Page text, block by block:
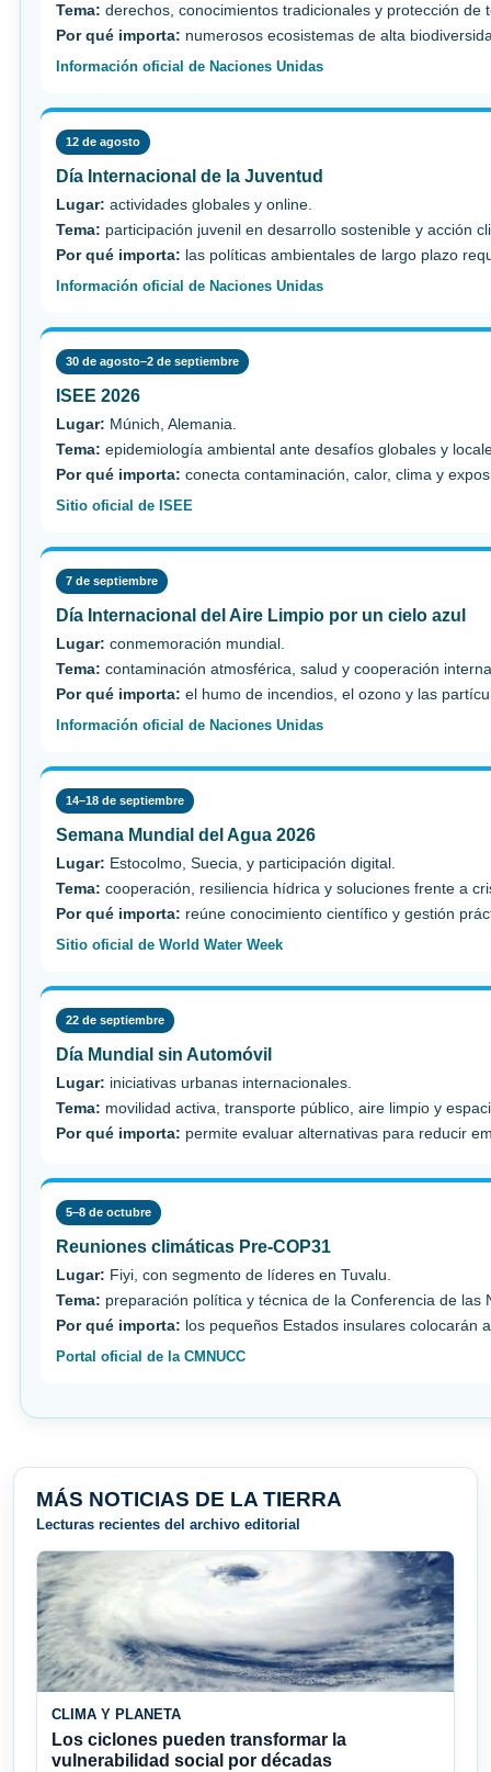
Tema: derechos, conocimientos tradicionales y protección de
Por qué importa: numerosos ecosistemas de alta
Información oficial de Naciones Unidas
12 de agosto
Día Internacional de la Juventud
Lugar: actividades globales y online.
Tema: participación juvenil en desarrollo sostenible y acción
Por qué importa: las políticas ambientales de largo plazo
Información oficial de Naciones Unidas
30 de agosto–2 de septiembre
ISEE 2026
Lugar: Múnich, Alemania.
Tema: epidemiología ambiental ante desafíos globales y
Por qué importa: conecta contaminación, calor, clima y
Sitio oficial de ISEE
7 de septiembre
Día Internacional del Aire Limpio por un cielo azul
Lugar: conmemoración mundial.
Tema: contaminación atmosférica, salud y cooperación
Por qué importa: el humo de incendios, el ozono y las
Información oficial de Naciones Unidas
14–18 de septiembre
Semana Mundial del Agua 2026
Lugar: Estocolmo, Suecia, y participación digital.
Tema: cooperación, resiliencia hídrica y soluciones frente a
Por qué importa: reúne conocimiento científico y gestión
Sitio oficial de World Water Week
22 de septiembre
Día Mundial sin Automóvil
Lugar: iniciativas urbanas internacionales.
Tema: movilidad activa, transporte público, aire limpio y
Por qué importa: permite evaluar alternativas para reducir
5–8 de octubre
Reuniones climáticas Pre-COP31
Lugar: Fiyi, con segmento de líderes en Tuvalu.
Tema: preparación política y técnica de la Conferencia de las
Por qué importa: los pequeños Estados insulares colocarán
Portal oficial de la CMNUCC
MÁS NOTICIAS DE LA TIERRA
Lecturas recientes del archivo editorial
CLIMA Y PLANETA
Los ciclones pueden transformar la
vulnerabilidad social por décadas